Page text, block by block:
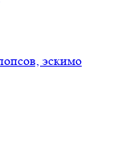
эскимо